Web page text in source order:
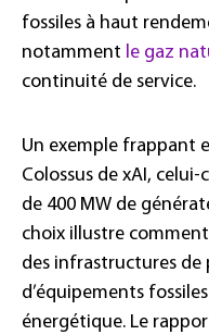
fossiles à haut
notamment le gaz
continuité de service.
Un exemple frappant
Colossus de xAI,
de 400 MW de
choix illustre
des infrastructures
d’équipements
énergétique. Le